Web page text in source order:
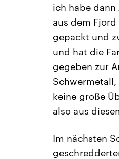
ich habe
aus dem
gepackt und
und hat die
gegeben zur
keine große
also aus
Im nächsten